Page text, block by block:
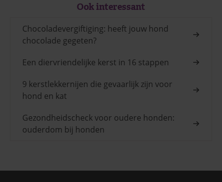
Ook interessant
Chocoladevergiftiging: heeft jouw hond
chocolade gegeten?
Een diervriendelijke kerst in 16 stappen
9 kerstlekkernijen die gevaarlijk zijn voor
hond en kat
Gezondheidscheck voor oudere honden:
ouderdom bij honden